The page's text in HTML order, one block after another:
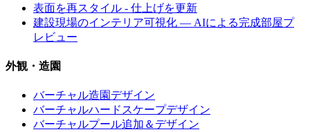
表面を再スタイル - 仕上げを更新
建設現場のインテリア可視化 — AIによる完成部屋プ
レビュー
外観・造園
バーチャル造園デザイン
バーチャルハードスケープデザイン
バーチャルプール追加＆デザイン